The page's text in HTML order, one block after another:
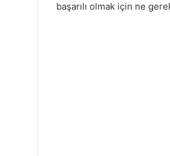
başarılı olmak için ne